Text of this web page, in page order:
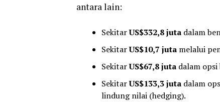
antara lain:
SekitarUS$332,8 juta dalam
SekitarUS$10,7 juta melalui
SekitarUS$67,8 juta dalam
SekitarUS$133,3 juta dalam
lindung nilai (hedging).